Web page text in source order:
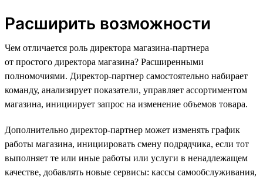
Расширить возможности
Чем отличается роль директора магазина-партнера
от простого директора магазина? Расширенными
полномочиями. Директор-партнер самостоятельно набирает
команду, анализирует показатели, управляет ассортиментом
магазина, инициирует запрос на изменение объемов товара.
Дополнительно директор-партнер может изменять график
работы магазина, инициировать смену подрядчика, если тот
выполняет те или иные работы или услуги в ненадлежащем
качестве, добавлять новые сервисы: кассы самообслуживания,